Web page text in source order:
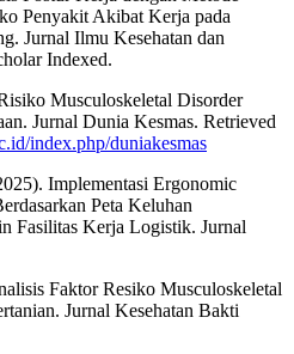
Penyakit Akibat Kerja pada
Jurnal Ilmu Kesehatan dan
Indexed.
Musculoskeletal Disorder
Jurnal Dunia Kesmas. Retrieved
index.php/duniakesmas
Implementasi Ergonomic
Peta Keluhan
Fasilitas Kerja Logistik. Jurnal
Faktor Resiko Musculoskeletal
Jurnal Kesehatan Bakti